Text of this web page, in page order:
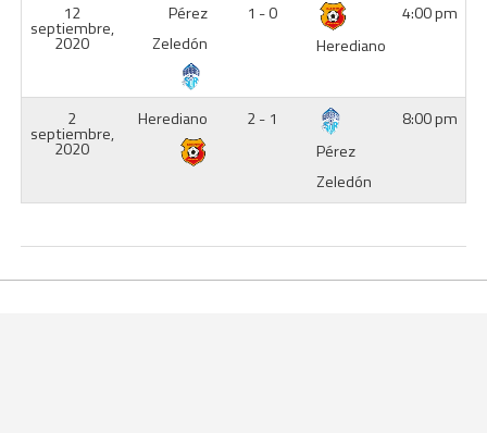
12
septiembre,
2020
Pérez
Zeledón
1 - 0
Herediano
4:00 pm
2
septiembre,
2020
Herediano
2 - 1
Pérez
Zeledón
8:00 pm